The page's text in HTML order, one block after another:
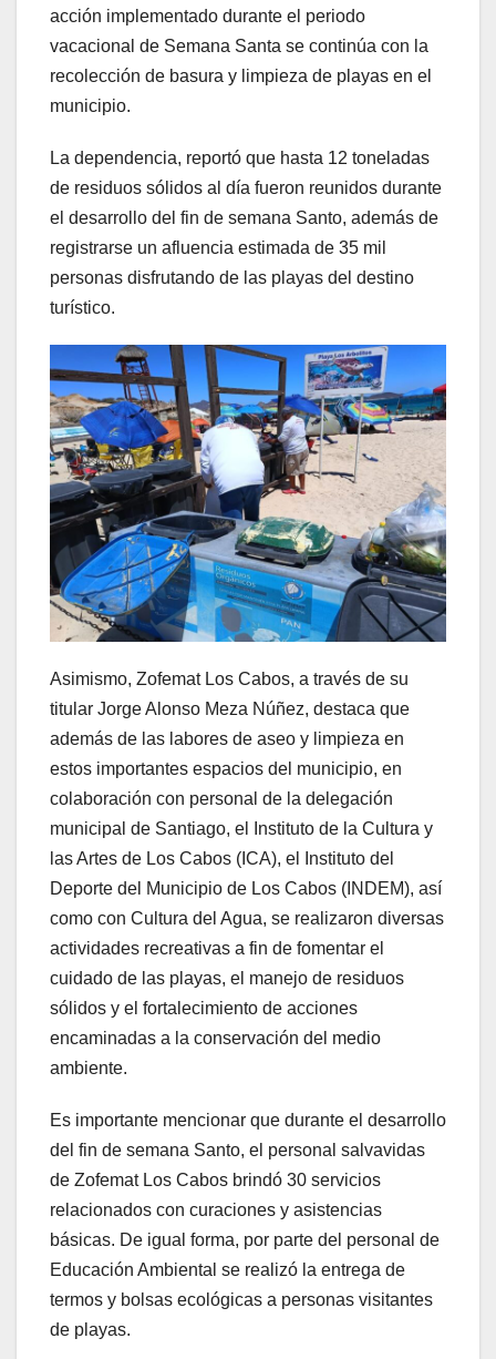
acción implementado durante el periodo
vacacional de Semana Santa se continúa con la
recolección de basura y limpieza de playas en el
municipio.
La dependencia, reportó que hasta 12 toneladas
de residuos sólidos al día fueron reunidos durante
el desarrollo del fin de semana Santo, además de
registrarse un afluencia estimada de 35 mil
personas disfrutando de las playas del destino
turístico.
Asimismo, Zofemat Los Cabos, a través de su
titular Jorge Alonso Meza Núñez, destaca que
además de las labores de aseo y limpieza en
estos importantes espacios del municipio, en
colaboración con personal de la delegación
municipal de Santiago, el Instituto de la Cultura y
las Artes de Los Cabos (ICA), el Instituto del
Deporte del Municipio de Los Cabos (INDEM), así
como con Cultura del Agua, se realizaron diversas
actividades recreativas a fin de fomentar el
cuidado de las playas, el manejo de residuos
sólidos y el fortalecimiento de acciones
encaminadas a la conservación del medio
ambiente.
Es importante mencionar que durante el desarrollo
del fin de semana Santo, el personal salvavidas
de Zofemat Los Cabos brindó 30 servicios
relacionados con curaciones y asistencias
básicas. De igual forma, por parte del personal de
Educación Ambiental se realizó la entrega de
termos y bolsas ecológicas a personas visitantes
de playas.